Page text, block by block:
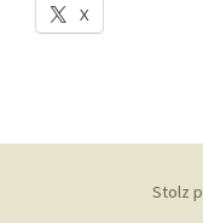
X
Stolz